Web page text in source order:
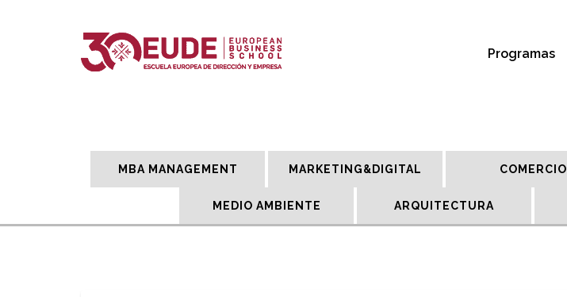
Programas
MBA MANAGEMENT MARKETING&DIGITAL COMERCIO
MEDIO AMBIENTE ARQUITECTURA